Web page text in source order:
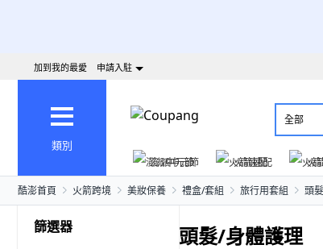
加到我的最愛 申請入駐
類別
全部
澎派中元節 火箭速配 火
酷澎首頁 火箭跨境 美妝保養 禮盒/套組 旅行用套組 頭
篩選器 頭髮/身體護理